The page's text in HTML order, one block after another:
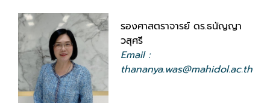
รองศาสตราจารย์ ดร.ธนัญญา
วสุศรี
Email :
thananya.was@mahidol.ac.th